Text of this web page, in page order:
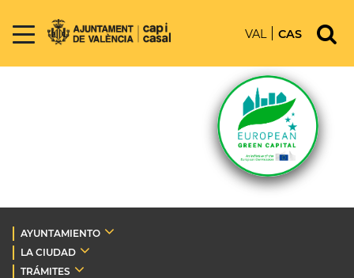
VAL CAS
AYUNTAMIENTO
LA CIUDAD
TRÁMITES